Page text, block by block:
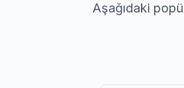
Aşağıdaki